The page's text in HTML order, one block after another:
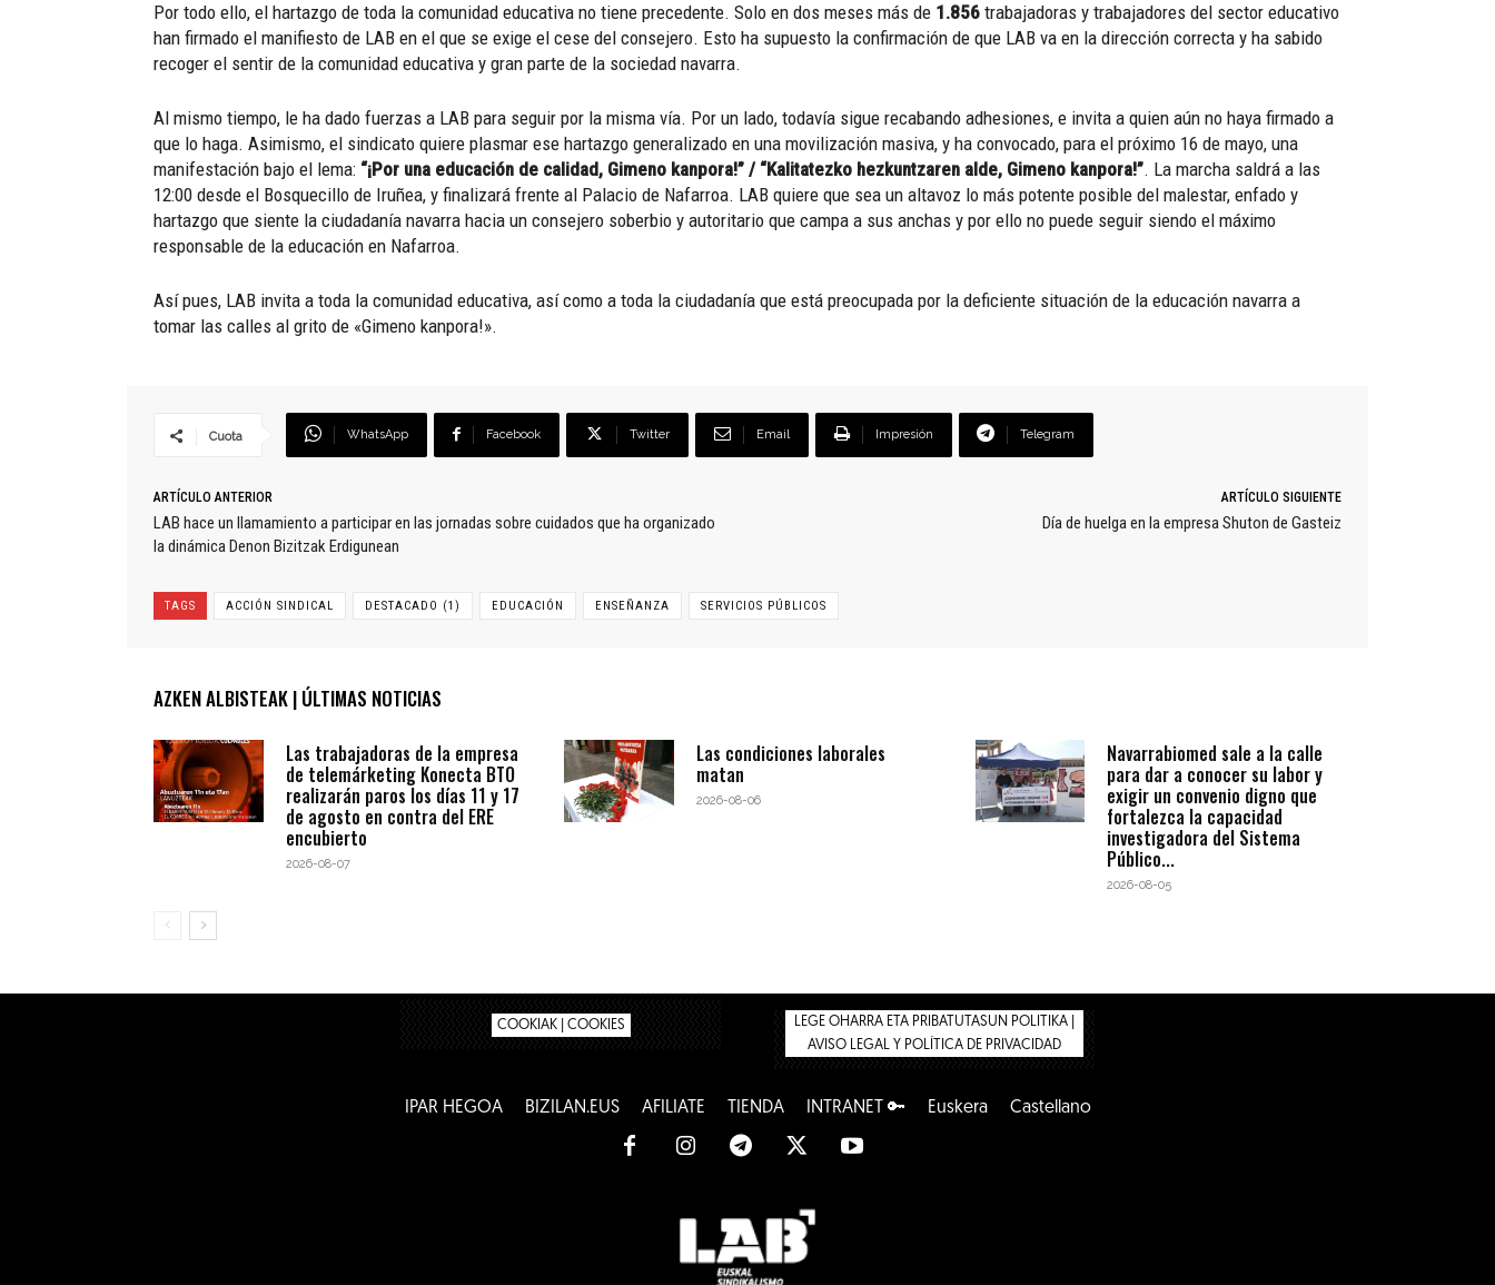
Por todo ello, el hartazgo de toda la comunidad educativa no tiene precedente. Solo en dos meses más de 1.856 trabajadoras y trabajadores del sector educativo
han firmado el manifiesto de LAB en el que se exige el cese del consejero. Esto ha supuesto la confirmación de que LAB va en la dirección correcta y ha sabido
recoger el sentir de la comunidad educativa y gran parte de la sociedad navarra.
Al mismo tiempo, le ha dado fuerzas a LAB para seguir por la misma vía. Por un lado, todavía sigue recabando adhesiones, e invita a quien aún no haya firmado a
que lo haga. Asimismo, el sindicato quiere plasmar ese hartazgo generalizado en una movilización masiva, y ha convocado, para el próximo 16 de mayo, una
manifestación bajo el lema: “¡Por una educación de calidad, Gimeno kanpora!” / “Kalitatezko hezkuntzaren alde, Gimeno kanpora!”. La marcha saldrá a las
12:00 desde el Bosquecillo de Iruñea, y finalizará frente al Palacio de Nafarroa. LAB quiere que sea un altavoz lo más potente posible del malestar, enfado y
hartazgo que siente la ciudadanía navarra hacia un consejero soberbio y autoritario que campa a sus anchas y por ello no puede seguir siendo el máximo
responsable de la educación en Nafarroa.
Así pues, LAB invita a toda la comunidad educativa, así como a toda la ciudadanía que está preocupada por la deficiente situación de la educación navarra a
tomar las calles al grito de «Gimeno kanpora!».
Cuota WhatsApp Facebook Twitter Email Impresión Telegram
ARTÍCULO ANTERIOR
LAB hace un llamamiento a participar en las jornadas sobre cuidados que ha organizado
la dinámica Denon Bizitzak Erdigunean
ARTÍCULO SIGUIENTE
Día de huelga en la empresa Shuton de Gasteiz
TAGS ACCIÓN SINDICAL DESTACADO (1) EDUCACIÓN ENSEÑANZA SERVICIOS PÚBLICOS
AZKEN ALBISTEAK | ÚLTIMAS NOTICIAS
Las trabajadoras de la empresa
de telemárketing Konecta BTO
realizarán paros los días 11 y 17
de agosto en contra del ERE
encubierto
2026-08-07
Las condiciones laborales
matan
2026-08-06
Navarrabiomed sale a la calle
para dar a conocer su labor y
exigir un convenio digno que
fortalezca la capacidad
investigadora del Sistema
Público...
2026-08-05
COOKIAK | COOKIES
LEGE OHARRA ETA PRIBATUTASUN POLITIKA |
AVISO LEGAL Y POLÍTICA DE PRIVACIDAD
IPAR HEGOA BIZILAN.EUS AFÍLIATE TIENDA INTRANET 🔑 Euskera Castellano